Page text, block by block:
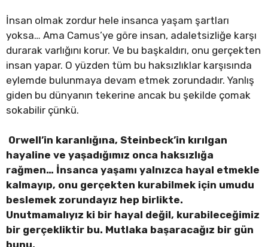
İnsan olmak zordur hele insanca yaşam şartları
yoksa… Ama Camus’ye göre insan, adaletsizliğe karşı
durarak varlığını korur. Ve bu başkaldırı, onu gerçekten
insan yapar. O yüzden tüm bu haksızlıklar karşısında
eylemde bulunmaya devam etmek zorundadır. Yanlış
giden bu dünyanın tekerine ancak bu şekilde çomak
sokabilir çünkü.
Orwell’in karanlığına, Steinbeck’in kırılgan
hayaline ve yaşadığımız onca haksızlığa
rağmen… İnsanca yaşamı yalnızca hayal etmekle
kalmayıp, onu gerçekten kurabilmek için umudu
beslemek zorundayız hep birlikte.
Unutmamalıyız ki bir hayal değil, kurabileceğimiz
bir gerçekliktir bu. Mutlaka başaracağız bir gün